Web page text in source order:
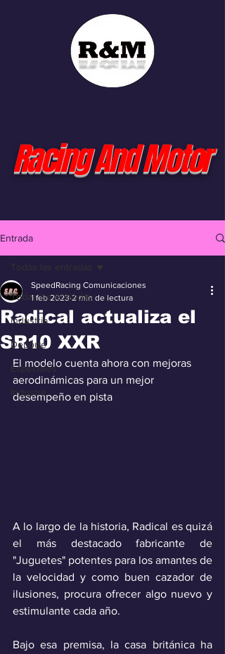
Racing And Motor
Entrada
Todas las entradas
Industria
Deporte
Especiales
Industra
Todas las entradas
Radical actualiza el
SR10 XXR
SpeedRacing Comunicaciones
1 feb 2023 2 min de lectura
El modelo cuenta ahora con mejoras
aerodinámicas para un mejor
desempeño en pista
A lo largo de la historia, Radical es quizá
el más destacado fabricante de
"Juguetes" potentes para los amantes de
la velocidad y como buen cazador de
ilusiones, procura ofrecer algo nuevo y
estimulante cada año.
Bajo esa premisa, la casa británica ha